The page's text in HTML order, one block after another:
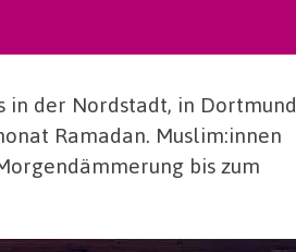
in der Nordstadt, in Dortmund
Ramadan. Muslim:innen
bis zum